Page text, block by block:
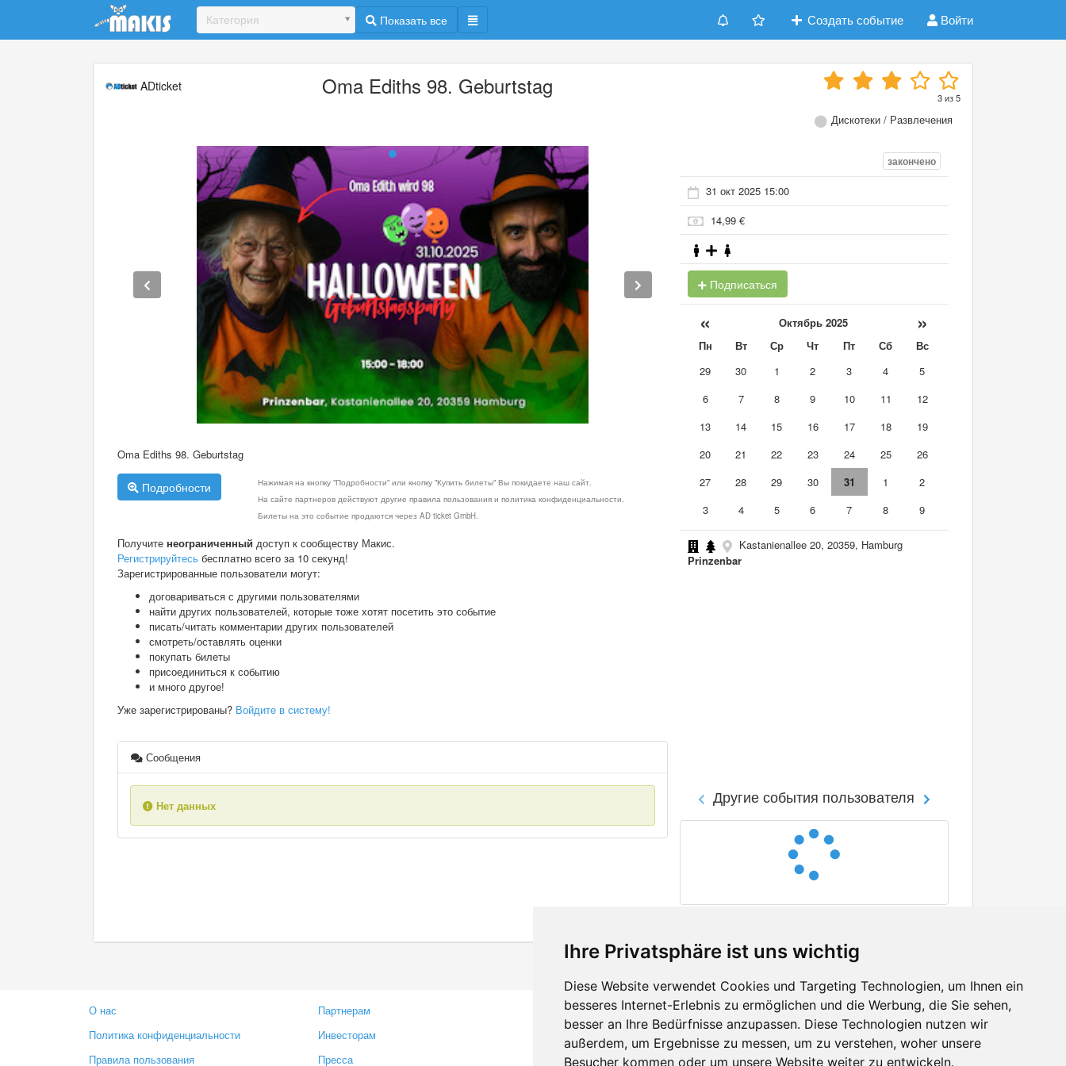
Ihre Privatsphäre ist uns wichtig
Diese Website verwendet Cookies und Targeting Technologien, um Ihnen ein
besseres Internet-Erlebnis zu ermöglichen und die Werbung, die Sie sehen,
besser an Ihre Bedürfnisse anzupassen. Diese Technologien nutzen wir
außerdem, um Ergebnisse zu messen, um zu verstehen, woher unsere
Besucher kommen oder um unsere Website weiter zu entwickeln.
Update cookies preferences
Категория Показать все Создать событие Войти
ADticket Oma Ediths 98. Geburtstag 3из5
Дискотеки / Развлечения
Oma Ediths 98. Geburtstag
Подробности
Нажимая на кнопку "Подробности" или кнопку "Купить билеты" Вы покидаете наш сайт.
На сайте партнеров действуют другие правила пользования и политика конфиденциальности.
Билеты на это событие продаются через AD ticket GmbH.
Получите неограниченный доступ к сообществу Макис.
Регистрируйтесь бесплатно всего за 10 секунд!
Зарегистрированные пользователи могут:
договариваться с другими пользователями
найти других пользователей, которые тоже хотят посетить это событие
писать/читать комментарии других пользователей
смотреть/оставлять оценки
покупать билеты
присоединиться к событию
и много другое!
Уже зарегистрированы? Войдите в систему!
Сообщения
Нет данных
закончено
31 окт 2025 15:00
14,99 €
Подписаться
« Октябрь 2025 »
Пн Вт Ср Чт Пт Сб
Вс
29
30 1 2 3 4
5
6
7 8 9 10 11
12
13
14 15 16 17 18
19
20
21 22 23 24 25
26
27
28 29 30 31 1
2
3
4 5 6 7 8 9
Kastanienallee 20, 20359, Hamburg
Prinzenbar
Другие события пользователя
О нас
Политика конфиденциальности
Правила пользования
Партнерам
Инвесторам
Пресса
Контакты
Оставить отзыв
Сообщить об ошибке
Facebook
Twitter
YouTube